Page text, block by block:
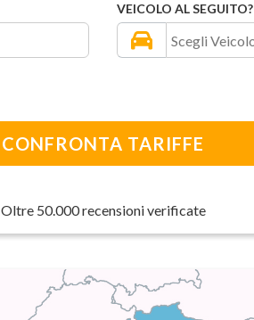
VEICOLO AL SEGUITO?
CONFRONTA TARIFFE
Oltre 50.000 recensioni verificate